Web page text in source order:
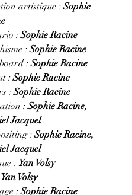
artistique : Sophie
: Sophie Racine
: Sophie Racine
: Sophie Racine
: Sophie Racine
: Sophie Racine
: Sophie Racine,
Jacquel
: Sophie Racine,
Jacquel
: Yan Volsy
Yan Volsy
: Sophie Racine